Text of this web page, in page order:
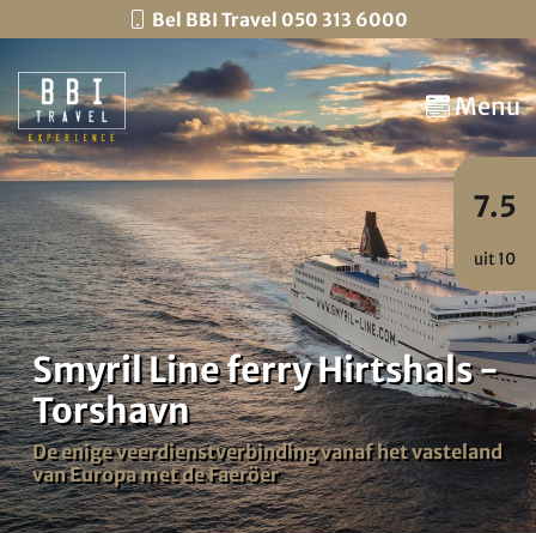
Bel BBI Travel 050 313 6000
Menu
7.5
uit 10
Smyril Line ferry Hirtshals -
Torshavn
De enige veerdienstverbinding vanaf het vasteland
van Europa met de Faeröer